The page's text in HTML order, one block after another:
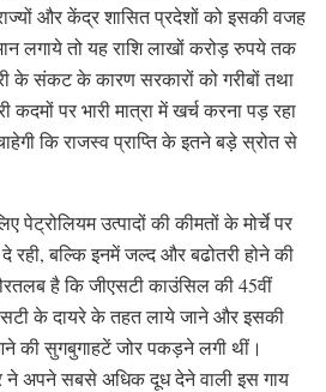
और केंद्र शासित प्रदेशों को इसकी वजह
लगाये तो यह राशि लाखों करोड़ रुपये तक
के संकट के कारण सरकारों को गरीबों तथा
कदमों पर भारी मात्रा में खर्च करना पड़ रहा
कि राजस्व प्राप्ति के इतने बड़े स्रोत से
उत्पादों की कीमतों के मोर्चे पर
दे रही, बल्कि इनमें जल्द और बढोतरी होने की
है कि जीएसटी काउंसिल की 45वीं
के दायरे के तहत लाये जाने और इसकी
की सुगबुगाहटें जोर पकड़ने लगी थीं।
ने अपने सबसे अधिक दूध देने वाली इस गाय